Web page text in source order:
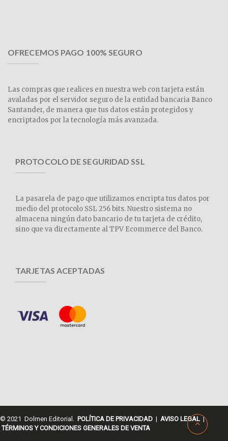
OFRECEMOS PAGO 100% SEGURO
Las compras que realices en nuestra web con tarjeta están
avaladas por el servidor seguro de la entidad bancaria Banco
Santander, de manera que tus datos están protegidos y
encriptados por la tecnología más avanzada.
PROTOCOLO DE SEGURIDAD SSL
La pasarela de pago que utilizamos encripta tus datos por
medio del protocolo SSL 256 bits. Nuestro sistema no
almacena ningún dato bancario de tu tarjeta de crédito,
sino que va directamente al TPV Ecommerce del Banco.
TARJETAS ACEPTADAS
© 2021 Dolmen Editorial. POLÍTICA DE PRIVACIDAD | AVISO LEGAL |
TÉRMINOS Y CONDICIONES GENERALES DE VENTA